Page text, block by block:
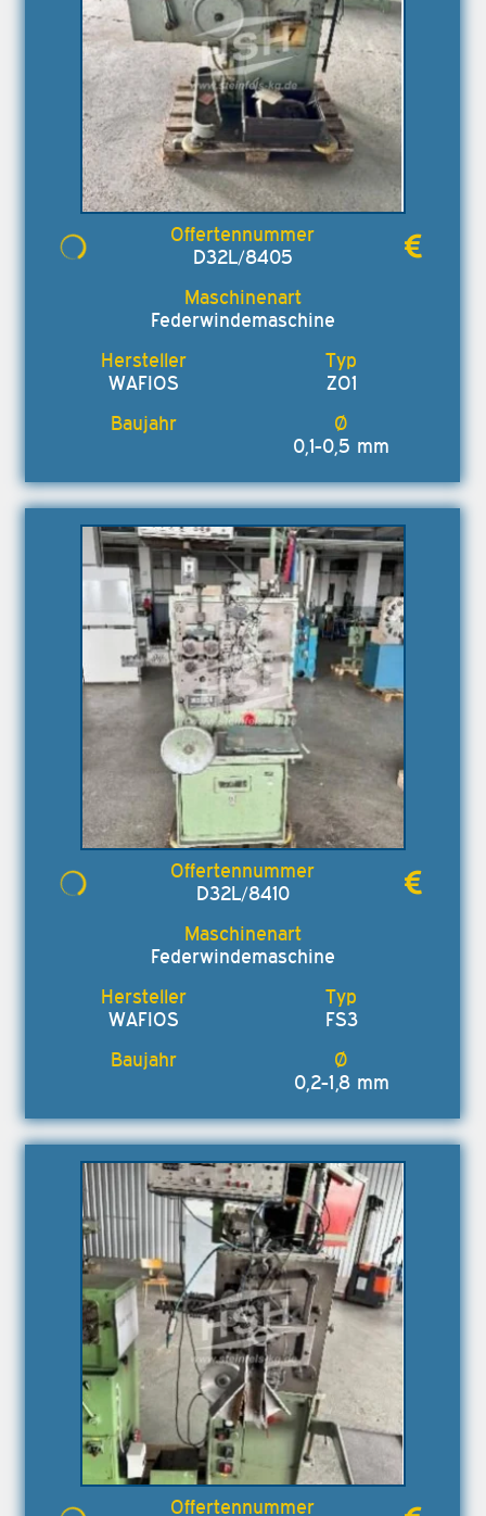
D32L/8405
Federwindemaschine
WAFIOS ZO1
0,1-0,5 mm
D32L/8410
Federwindemaschine
WAFIOS FS3
0,2-1,8 mm